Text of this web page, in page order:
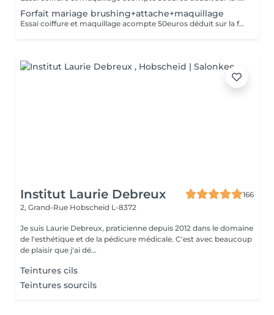
Forfait mariage brushing+attache+maquillage
Essai coiffure et maquillage acompte 50euros déduit sur la facture finale
Institut Laurie Debreux
166
2, Grand-Rue Hobscheid L-8372
Je suis Laurie Debreux, praticienne depuis 2012 dans le domaine
de l'esthétique et de la pédicure médicale. C'est avec beaucoup
de plaisir que j'ai dé...
Teintures cils
Teintures sourcils